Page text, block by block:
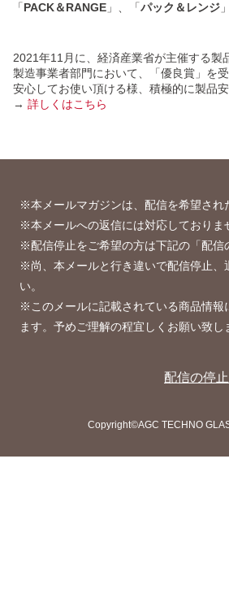
「PACK＆RANGE 」、「パック＆レンジ
2021年11月に、経済産業省が主催する製
製造事業者部門において、「優良賞」を
安心してお使い頂ける様、積極的に製品
→ 詳しくはこちら
※本メールマガジンは、配信を希望さ
※本メールへの返信には対応しておりま
※配信停止をご希望の方は下記の「配
※尚、本メールと行き違いで配信停止
い。
※このメールに記載されている商品情
ます。予めご理解の程宜しくお願い致し
配信の停止
Copyright©AGC TECHNO